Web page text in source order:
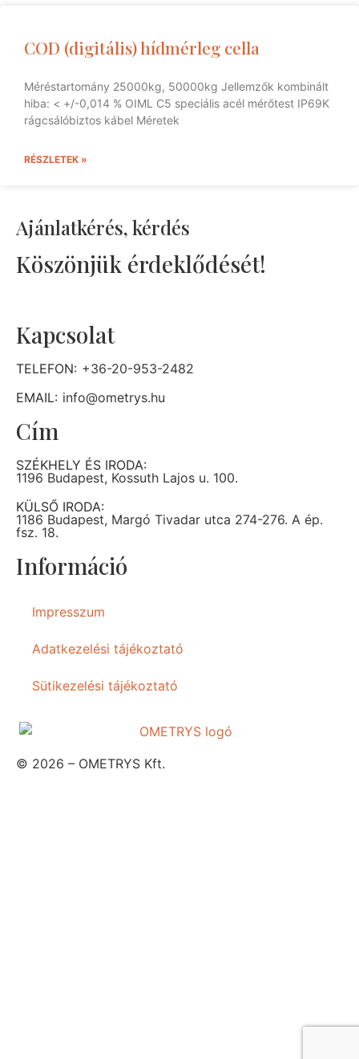
COD (digitális) hídmérleg cella
Méréstartomány 25000kg, 50000kg Jellemzők kombinált
hiba: < +/-0,014 % OIML C5 speciális acél mérőtest IP69K
rágcsálóbiztos kábel Méretek
RÉSZLETEK »
Ajánlatkérés, kérdés
Köszönjük érdeklődését!
Kapcsolat
TELEFON: +36-20-953-2482
EMAIL: info@ometrys.hu
Cím
SZÉKHELY ÉS IRODA:
1196 Budapest, Kossuth Lajos u. 100.
KÜLSŐ IRODA:
1186 Budapest, Margó Tivadar utca 274-276. A ép.
fsz. 18.
Információ
Impresszum
Adatkezelési tájékoztató
Sütikezelési tájékoztató
© 2026 – OMETRYS Kft.